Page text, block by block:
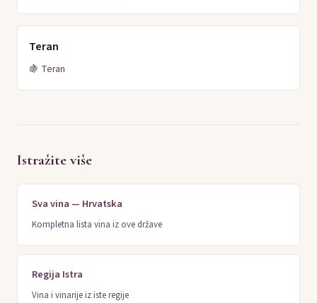
Teran
🍇 Teran
Istražite više
Sva vina — Hrvatska
Kompletna lista vina iz ove države
Regija Istra
Vina i vinarije iz iste regije